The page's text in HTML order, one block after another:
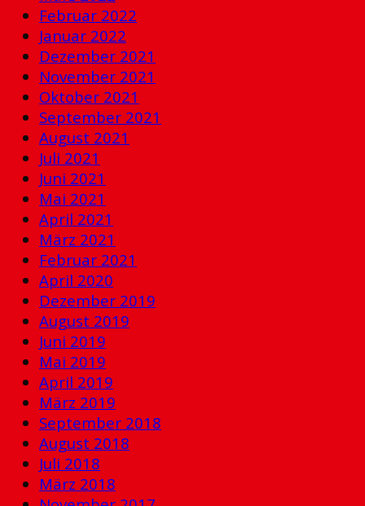
Februar 2022
Januar 2022
Dezember 2021
November 2021
Oktober 2021
September 2021
August 2021
Juli 2021
Juni 2021
Mai 2021
April 2021
März 2021
Februar 2021
April 2020
Dezember 2019
August 2019
Juni 2019
Mai 2019
April 2019
März 2019
September 2018
August 2018
Juli 2018
März 2018